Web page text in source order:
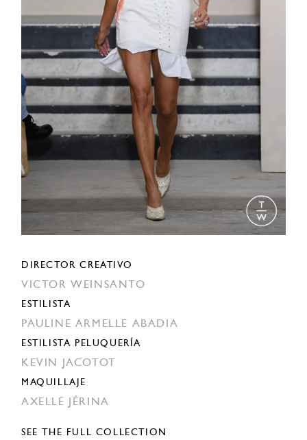
DIRECTOR CREATIVO
VICTOR WEINSANTO
ESTILISTA
PAULINE ARMELLE ABADIA
ESTILISTA PELUQUERÍA
KEVIN JACOTOT
MAQUILLAJE
AXELLE JÉRINA
SEE THE FULL COLLECTION